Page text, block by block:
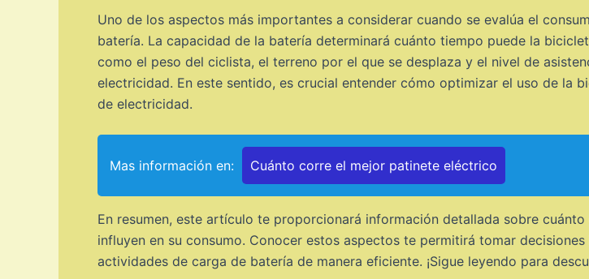
Uno de los aspectos más importantes a considerar cuando se evalúa el
batería. La capacidad de la batería determinará cuánto tiempo puede la
como el peso del ciclista, el terreno por el que se desplaza y el nivel de
electricidad. En este sentido, es crucial entender cómo optimizar el uso de la
de electricidad.
Mas información en: Cuánto corre el mejor patinete eléctrico
En resumen, este artículo te proporcionará información detallada sobre
influyen en su consumo. Conocer estos aspectos te permitirá tomar
actividades de carga de batería de manera eficiente. ¡Sigue leyendo para